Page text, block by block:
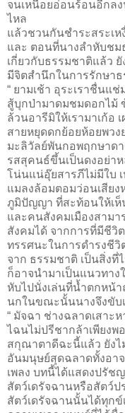
จนเหนื่อยอ่อนร้อนอีกล
ไหล
แล้วชวนกันชำระสระเห
และ ตอนที่นางลำหับชม
เกี่ยวกับธรรมชาติแล้ว
มีจิตสำนึกในการรักษา
“ ยามเช้า อุระเราชื่นแช่
สู้บุกป่ามาดมชมดอกไม้
ล้วนอารีมิให้เรามาเก้อ
สายหยุดดกย้อยห้อยพว
มะลิวัลย์พันกอพฤกษาด
รสสุคนธ์ขึ้นเป็นดงอย่าห
โน่นแน่อุ๊ยสารภีไม่มีใบ
แมลงล้อมตอมว่อนเสียง
ภูมิปัญญา ที่สะท้อนให้เห็
และคนสังคมเมืองสาม
สังคมได้ จากการที่มีชีวิ
ทรรศนะในการดำรงชีวิ
จาก ธรรมชาติ เป็นสิ่งที่
ก็อาจนำมาเป็นแนวทาง
หับไปนั่งเล่นที่น้ำตกหน้
นกในขณะนั้นนางจึงขับ
“ มัจฉา ช่างฉลาดเสาะ
ไฉนไม่ปรีชากล้าเพียงพ
สกุณาตาดีฉะนี้แล้ว ยังไ
อันมนุษย์สุดฉลาดทั้งอาจ
เพลง บทนี้ได้แสดงปรัช
สัตว์เดรัจฉานหรือสัตว์ป
สัตว์เดรัจฉานนั้นได้ทุกข์